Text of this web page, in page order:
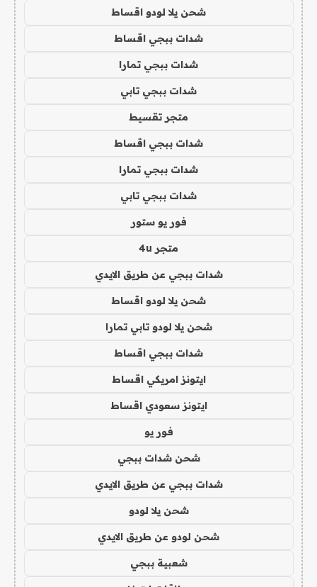
شحن يلا لودو اقساط
شدات ببجي اقساط
شدات ببجي تمارا
شدات ببجي تابي
متجر تقسيط
شدات ببجي اقساط
شدات ببجي تمارا
شدات ببجي تابي
فور يو ستور
متجر 4u
شدات ببجي عن طريق الايدي
شحن يلا لودو اقساط
شحن يلا لودو تابي تمارا
شدات ببجي اقساط
ايتونز امريكي اقساط
ايتونز سعودي اقساط
فور يو
شحن شدات ببجي
شدات ببجي عن طريق الايدي
شحن يلا لودو
شحن لودو عن طريق الايدي
شعبية ببجي